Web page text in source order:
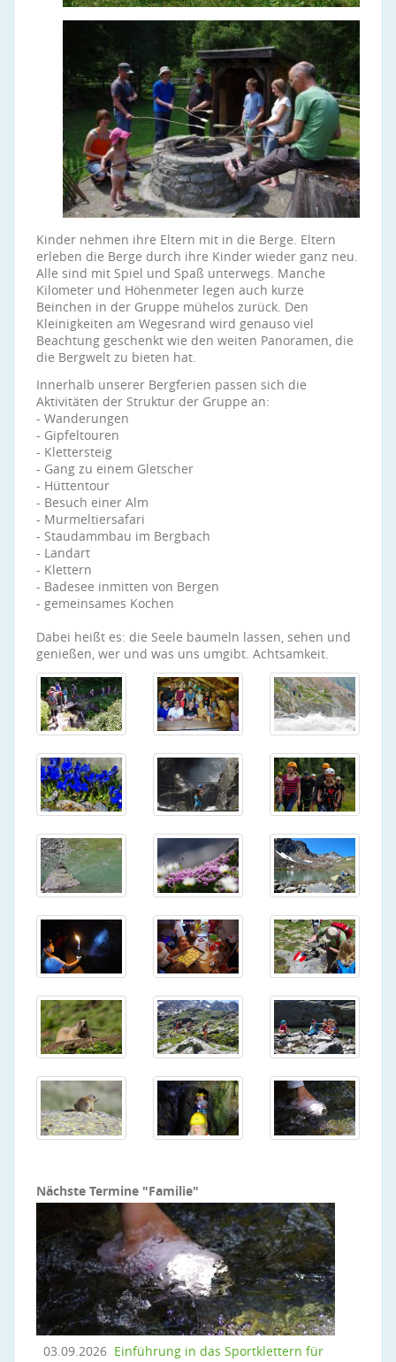
Kinder nehmen ihre Eltern mit in die Berge. Eltern
erleben die Berge durch ihre Kinder wieder ganz neu.
Alle sind mit Spiel und Spaß unterwegs. Manche
Kilometer und Höhenmeter legen auch kurze
Beinchen in der Gruppe mühelos zurück. Den
Kleinigkeiten am Wegesrand wird genauso viel
Beachtung geschenkt wie den weiten Panoramen, die
die Bergwelt zu bieten hat.
Innerhalb unserer Bergferien passen sich die
Aktivitäten der Struktur der Gruppe an:
- Wanderungen
- Gipfeltouren
- Klettersteig
- Gang zu einem Gletscher
- Hüttentour
- Besuch einer Alm
- Murmeltiersafari
- Staudammbau im Bergbach
- Landart
- Klettern
- Badesee inmitten von Bergen
- gemeinsames Kochen
Dabei heißt es: die Seele baumeln lassen, sehen und
genießen, wer und was uns umgibt. Achtsamkeit.
Nächste Termine "Familie"
03.09.2026 Einführung in das Sportklettern für